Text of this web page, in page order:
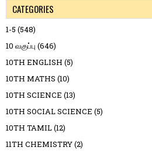
CATEGORIES
1-5 (548)
10 வகுப்பு (646)
10TH ENGLISH (5)
10TH MATHS (10)
10TH SCIENCE (13)
10TH SOCIAL SCIENCE (5)
10TH TAMIL(12)
11TH CHEMISTRY(2)